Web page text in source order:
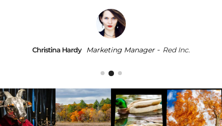
Mark Anthony CEO WikiMedia
Christina Hardy Marketing Manager - Red Inc.
Jane Bennett Developer Hubboard Media